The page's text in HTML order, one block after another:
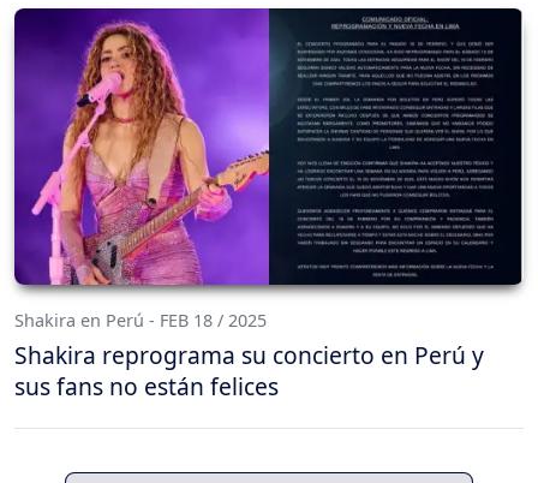
Shakira en Perú - FEB 18 / 2025
Shakira reprograma su concierto en Perú y
sus fans no están felices